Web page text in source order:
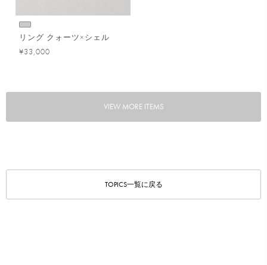
リング クォーツ×シェル
¥33,000
VIEW MORE ITEMS
TOPICS一覧に戻る